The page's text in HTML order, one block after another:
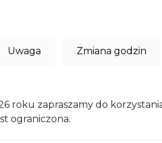
Uwaga Zmiana godzin
roku zapraszamy do
ograniczona.